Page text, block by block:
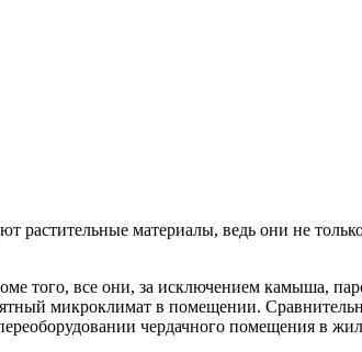
растительные материалы, ведь они не
того, все они, за исключением камыша,
микроклимат в помещении.
чердачного помещения в